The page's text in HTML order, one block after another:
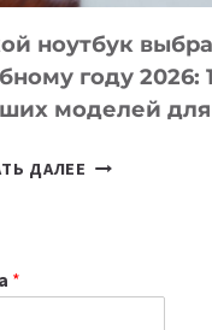
КОДА
ноутбук
году 2026:
моделей
ДАЛЕЕ КАКОЙ
*